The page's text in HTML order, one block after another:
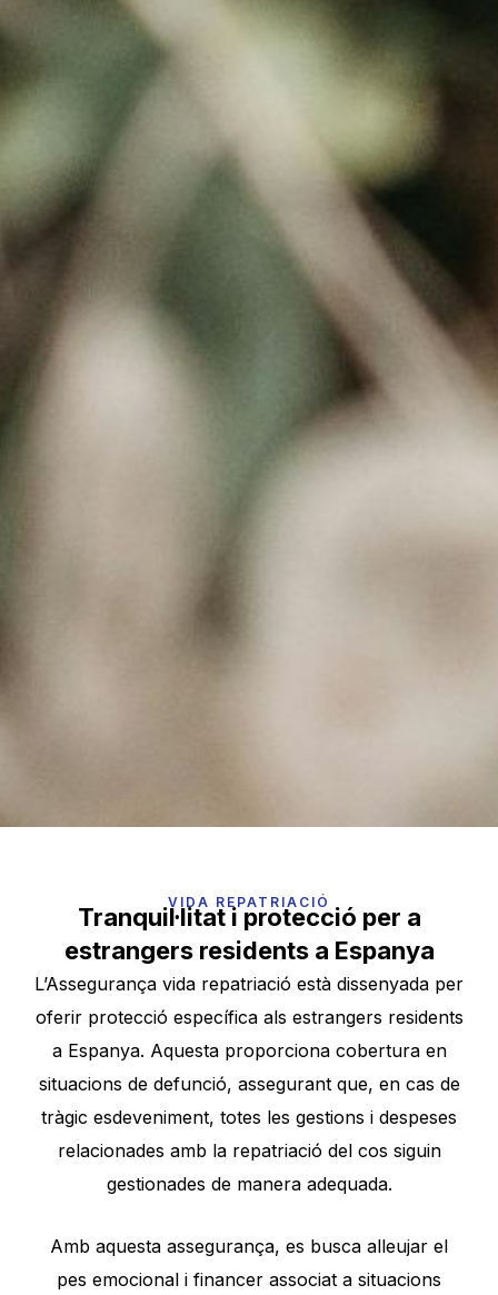
VIDA REPATRIACIÓ
Tranquil·litat i protecció per a
estrangers residents a Espanya
L’Assegurança vida repatriació està dissenyada per
oferir protecció específica als estrangers residents
a Espanya. Aquesta proporciona cobertura en
situacions de defunció, assegurant que, en cas de
tràgic esdeveniment, totes les gestions i despeses
relacionades amb la repatriació del cos siguin
gestionades de manera adequada.
Amb aquesta assegurança, es busca alleujar el
pes emocional i financer associat a situacions